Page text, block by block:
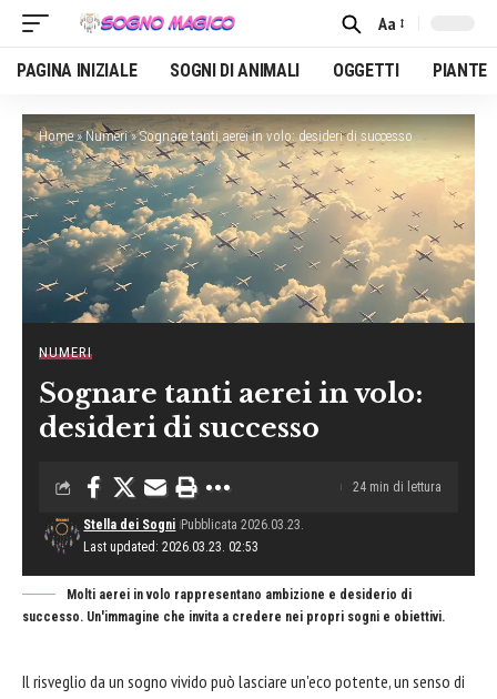
Font
Resizer
Aa
PAGINA INIZIALE SOGNI DI ANIMALI OGGETTI PIANTE
Home»Numeri»Sognare tanti aerei in volo: desideri di successo
NUMERI
Sognare tanti aerei in volo:
desideri di successo
Last updated: 2026.03.23. 02:53
Stella dei Sogni Pubblicata 2026.03.23.
24 min di lettura
Molti aerei in volo rappresentano ambizione e desiderio di
successo. Un'immagine che invita a credere nei propri sogni e obiettivi.
Il risveglio da un sogno vivido può lasciare un'eco potente, un senso di